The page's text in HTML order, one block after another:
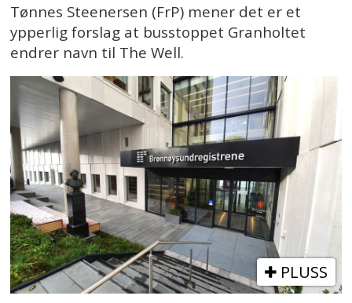
Tønnes Steenersen (FrP) mener det er et
ypperlig forslag at busstoppet Granholtet
endrer navn til The Well.
PLUSS